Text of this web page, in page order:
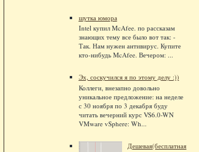
шутка юмора
Intel купил McAfee. по рассказам
знающих тему все было вот так: -
Так. Нам нужен антивирус. Купите
кто-нибудь McAfee. Вечером: ...
Эх, соскучился я по этому делу :))
Коллеги, внезапно довольно
уникальное предложение: на неделе
с 30 ноября по 3 декабря буду
читать вечерний курс VS6.0-WN
VMware vSphere: Wh...
Дешевая(бесплатная